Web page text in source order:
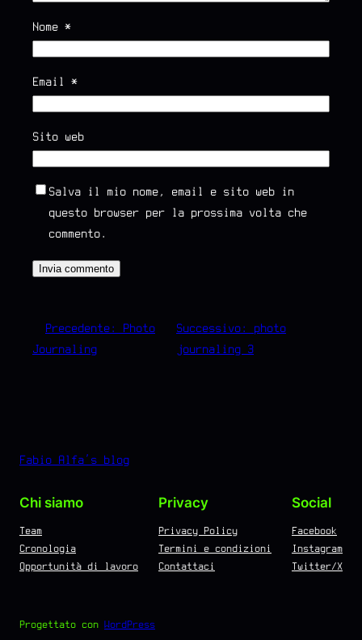
Nome *
Email *
Sito web
Salva il mio nome, email e sito web in
questo browser per la prossima volta che
commento.
Precedente: Photo
Journaling
Successivo: photo
journaling 3
Fabio Alfa's blog
Chi siamo
Team
Cronologia
Opportunità di lavoro
Privacy
Privacy Policy
Termini e condizioni
Contattaci
Social
Facebook
Instagram
Twitter/X
Progettato con WordPress